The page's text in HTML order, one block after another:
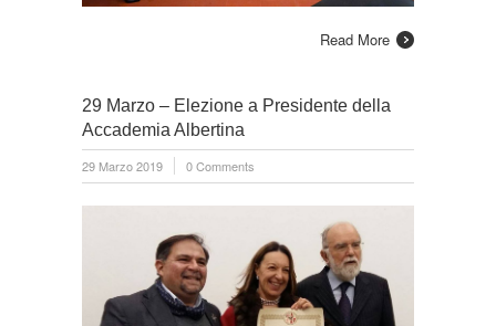
Read More
29 Marzo – Elezione a Presidente della
Accademia Albertina
29 Marzo 2019 0 Comments